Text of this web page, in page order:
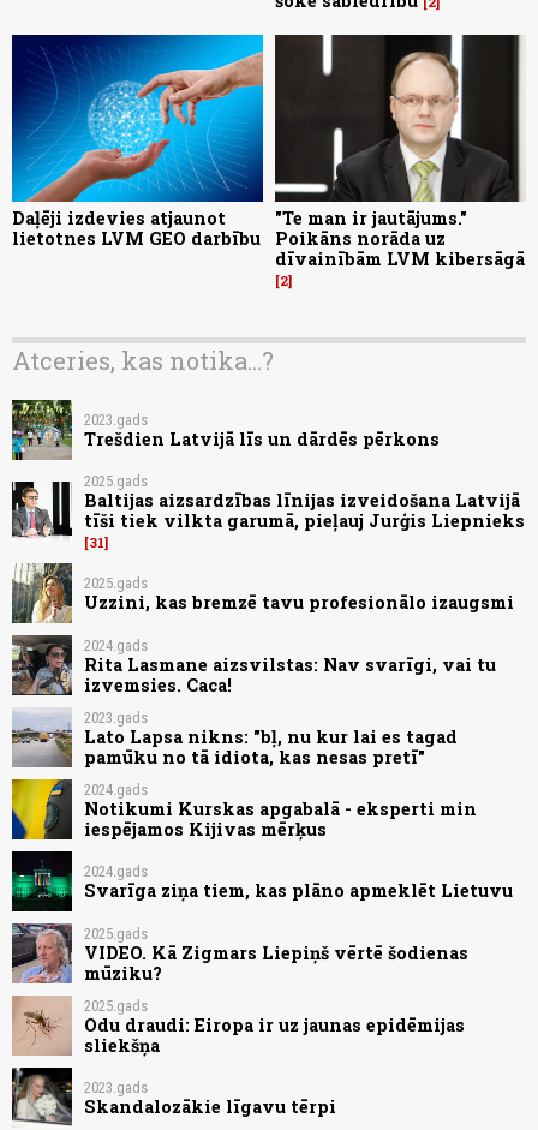
Daļēji izdevies atjaunot
lietotnes LVM GEO darbību
"Te man ir jautājums."
Poikāns norāda uz
dīvainībām LVM kibersāgā
2
Atceries, kas notika...?
2023.gads
Trešdien Latvijā līs un dārdēs pērkons
2025.gads
Baltijas aizsardzības līnijas izveidošana Latvijā
tīši tiek vilkta garumā, pieļauj Jurģis Liepnieks
31
2025.gads
Uzzini, kas bremzē tavu profesionālo izaugsmi
2024.gads
Rita Lasmane aizsvilstas: Nav svarīgi, vai tu
izvemsies. Caca!
2023.gads
Lato Lapsa nikns: "bļ, nu kur lai es tagad
pamūku no tā idiota, kas nesas pretī"
2024.gads
Notikumi Kurskas apgabalā - eksperti min
iespējamos Kijivas mērķus
2024.gads
Svarīga ziņa tiem, kas plāno apmeklēt Lietuvu
2025.gads
VIDEO. Kā Zigmars Liepiņš vērtē šodienas
mūziku?
2025.gads
Odu draudi: Eiropa ir uz jaunas epidēmijas
sliekšņa
2023.gads
Skandalozākie līgavu tērpi